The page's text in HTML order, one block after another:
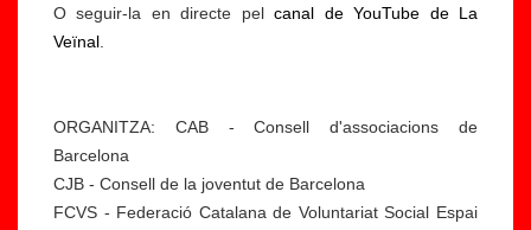
O seguir-la en directe pelcanal de YouTube de La
Veïnal
ORGANITZA: CAB - Consell d'associacions de
Barcelona
CJB - Consell de la joventut de Barcelona
FCVS - Federació Catalana de Voluntariat Social Espai